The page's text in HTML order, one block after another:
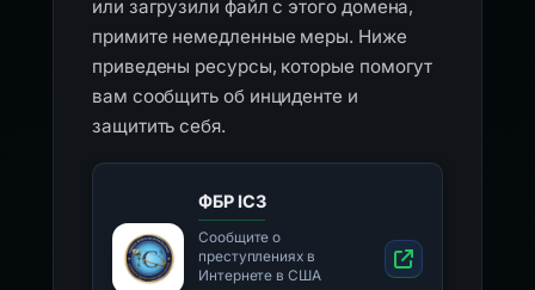
или загрузили файл с этого домена,
примите немедленные меры. Ниже
приведены ресурсы, которые помогут
вам сообщить об инциденте и
защитить себя.
ФБР IC3
Сообщите о
преступлениях в
Интернете в США